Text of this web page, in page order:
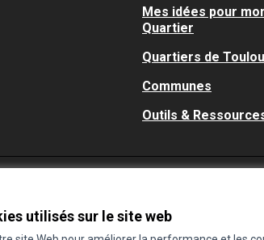
utilisés sur le site web
Mes idées pour
Quartier
Quartiers de
Communes
Outils &